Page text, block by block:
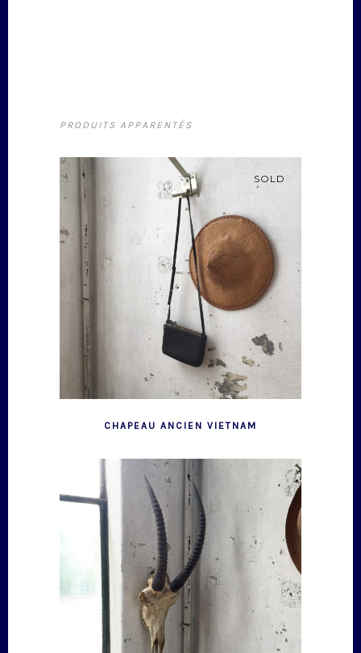
PRODUITS APPARENTÉS
SOLD
CHAPEAU ANCIEN VIETNAM